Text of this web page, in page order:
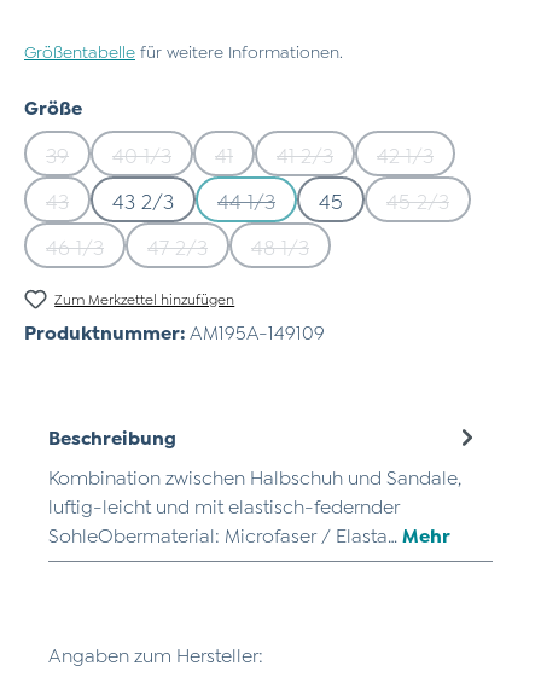
Größentabelle für weitere Informationen.
Größeauswählen
39(Diese Option ist zurzeit nicht verfügbar.)
40 1/3(Diese Option ist zurzeit nicht verfügbar.)
41(Diese Option ist zurzeit nicht
41 2/3(Diese Option ist zurzeit
42 1/3(Diese Option
43(Diese Option ist zurzeit nicht verfügbar.)
43 2/3 44 1/3(Diese Option ist zurzeit nicht
45 45 2/3(Diese Option
46 1/3(Diese Option ist zurzeit nicht verfügbar.)
47 2/3(Diese Option ist zurzeit nicht verfügbar.)
48 1/3(Diese Option ist zurzeit nicht
Zum Merkzettel hinzufügen
Produktnummer: AM195A-149109
Beschreibung
Kombination zwischen Halbschuh und Sandale,
luftig-leicht und mit elastisch-federnder
SohleObermaterial: Microfaser / Elasta… Mehr
Angaben zum Hersteller: